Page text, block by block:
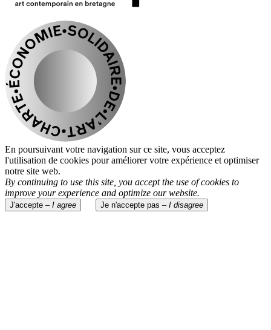
En poursuivant votre navigation sur ce site, vous acceptez
l'utilisation de cookies pour améliorer votre expérience et optimiser
notre site web.
By continuing to use this site, you accept the use of cookies to
improve your experience and optimize our website.
J'accepte – I agree Je n'accepte pas – I disagree